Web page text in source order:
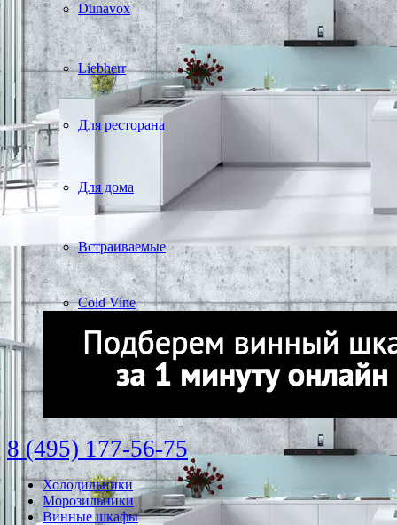
Dunavox
Liebherr
Для ресторана
Для дома
Встраиваемые
Cold Vine
8 (495) 177-56-75
Холодильники
Морозильники
Винные шкафы